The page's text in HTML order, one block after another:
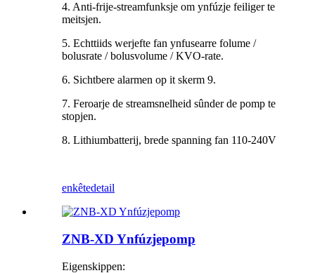
4. Anti-frije-streamfunksje om ynfúzje feiliger te
meitsjen.
5. Echttiids werjefte fan ynfusearre folume /
bolusrate / bolusvolume / KVO-rate.
6. Sichtbere alarmen op it skerm 9.
7. Feroarje de streamsnelheid sûnder de pomp te
stopjen.
8. Lithiumbatterij, brede spanning fan 110-240V
enkêtedetail
ZNB-XD Ynfúzjepomp
Eigenskippen: